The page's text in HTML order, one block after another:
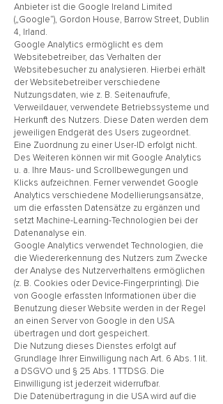
Anbieter ist die Google Ireland Limited
(„Google“), Gordon House, Barrow Street, Dublin
4, Irland.
Google Analytics ermöglicht es dem
Websitebetreiber, das Verhalten der
Websitebesucher zu analysieren. Hierbei erhält
der Websitebetreiber verschiedene
Nutzungsdaten, wie z. B. Seitenaufrufe,
Verweildauer, verwendete Betriebssysteme und
Herkunft des Nutzers. Diese Daten werden dem
jeweiligen Endgerät des Users zugeordnet.
Eine Zuordnung zu einer User-ID erfolgt nicht.
Des Weiteren können wir mit Google Analytics
u. a. Ihre Maus- und Scrollbewegungen und
Klicks aufzeichnen. Ferner verwendet Google
Analytics verschiedene Modellierungsansätze,
um die erfassten Datensätze zu ergänzen und
setzt Machine-Learning-Technologien bei der
Datenanalyse ein.
Google Analytics verwendet Technologien, die
die Wiedererkennung des Nutzers zum Zwecke
der Analyse des Nutzerverhaltens ermöglichen
(z. B. Cookies oder Device-Fingerprinting). Die
von Google erfassten Informationen über die
Benutzung dieser Website werden in der Regel
an einen Server von Google in den USA
übertragen und dort gespeichert.
Die Nutzung dieses Dienstes erfolgt auf
Grundlage Ihrer Einwilligung nach Art. 6 Abs. 1 lit.
a DSGVO und § 25 Abs. 1 TTDSG. Die
Einwilligung ist jederzeit widerrufbar.
Die Datenübertragung in die USA wird auf die